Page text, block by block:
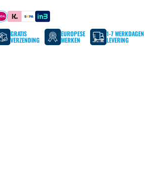
met
GRATIS
VERZENDING
EUROPESE
MERKEN
1-7 WERKDAGEN
LEVERING